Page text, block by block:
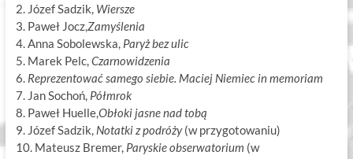
2. Józef Sadzik, Wiersze
3. Paweł Jocz,Zamyślenia
4. Anna Sobolewska, Paryż bez ulic
5. Marek Pelc,Czarnowidzenia
6. Reprezentować samego siebie. Maciej Niemiec in memoriam
7. Jan Sochoń, Półmrok
8. Paweł Huelle,Obłoki jasne nad tobą
9. Józef Sadzik, Notatki z podróży(w przygotowaniu)
10. Mateusz Bremer, Paryskie obserwatorium (w